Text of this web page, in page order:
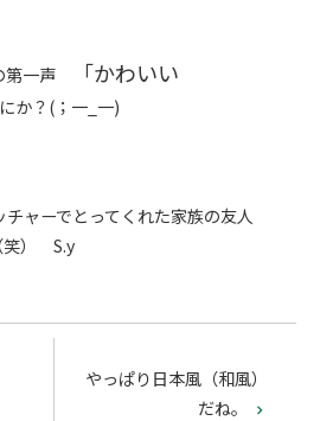
第一声
「かわいい
？(；一_一)
ャーでとってくれた家族の友人
笑） S.y
やっぱり日本風（和風）
だね。
